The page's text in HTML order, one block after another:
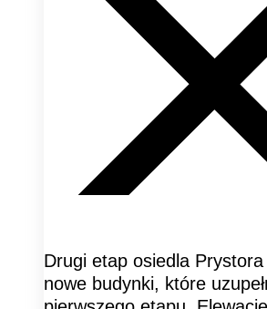
Drugi etap osiedla
nowe budynki, które